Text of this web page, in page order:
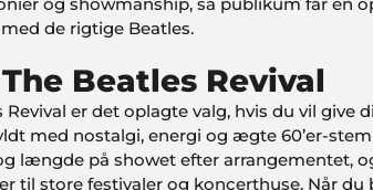
de rigtige Beatles.
Beatles Revival
Revival er det oplagte valg, hvis du vil
med nostalgi, energi og ægte 60’er-
længde på showet efter arrangementet,
til store festivaler og koncerthuse. Når du